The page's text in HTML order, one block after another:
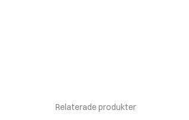
Relaterade produkter